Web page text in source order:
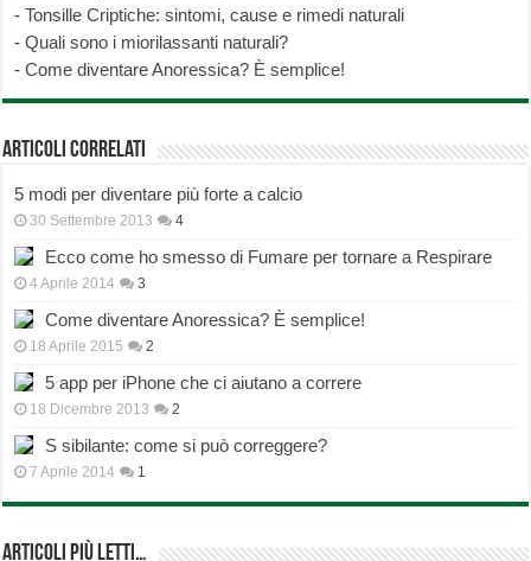
-Tonsille Criptiche: sintomi, cause e rimedi naturali
-Quali sono i miorilassanti naturali?
-Come diventare Anoressica? È semplice!
Articoli correlati
5 modi per diventare più forte a calcio
30 Settembre 2013 4
Ecco come ho smesso di Fumare per tornare a Respirare
4 Aprile 2014 3
Come diventare Anoressica? È semplice!
18 Aprile 2015 2
5 app per iPhone che ci aiutano a correre
18 Dicembre 2013 2
S sibilante: come si può correggere?
7 Aprile 2014 1
Articoli più Letti…